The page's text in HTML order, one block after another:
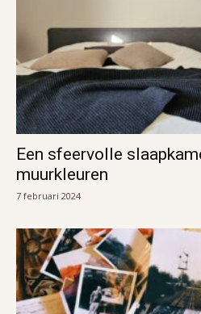
Een sfeervolle
muurkleuren
7 februari 2024